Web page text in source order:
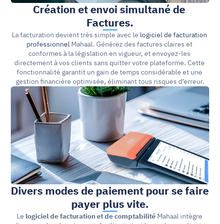
Création et envoi simultané de
Factures.
La facturation devient très simple avec le logiciel de facturation
professionnel Mahaal. Générez des factures claires et
conformes à la législation en vigueur, et envoyez-les
directement à vos clients sans quitter votre plateforme. Cette
fonctionnalité garantit un gain de temps considérable et une
gestion financière optimisée, éliminant tous risques d’erreur.
Divers modes de paiement pour se faire
payer plus vite.
Le logiciel de facturation et de comptabilité Mahaal intègre